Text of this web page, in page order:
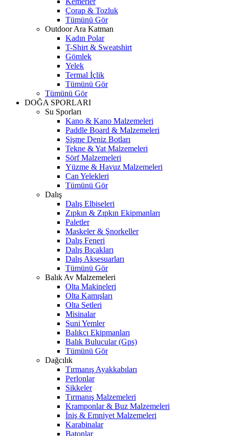
Çorap & Tozluk
Tümünü Gör
Outdoor Ara Katman
Kadın Polar
T-Shirt & Sweatshirt
Gömlek
Yelek
Termal İçlik
Tümünü Gör
Tümünü Gör
DOĞA SPORLARI
Su Sporları
Kano & Kano Malzemeleri
Paddle Board & Malzemeleri
Şişme Deniz Botları
Tekne & Yat Malzemeleri
Sörf Malzemeleri
Yüzme & Havuz Malzemeleri
Can Yelekleri
Tümünü Gör
Dalış
Dalış Elbiseleri
Zıpkın & Zıpkın Ekipmanları
Paletler
Maskeler & Şnorkeller
Dalış Feneri
Dalış Bıçakları
Dalış Aksesuarları
Tümünü Gör
Balık Av Malzemeleri
Olta Makineleri
Olta Kamışları
Olta Setleri
Misinalar
Suni Yemler
Balıkçı Ekipmanları
Balık Bulucular (Gps)
Tümünü Gör
Dağcılık
Tırmanış Ayakkabıları
Perlonlar
Sikkeler
Tırmanış Malzemeleri
Kramponlar & Buz Malzemeleri
İniş & Emniyet Malzemeleri
Karabinalar
Batonlar